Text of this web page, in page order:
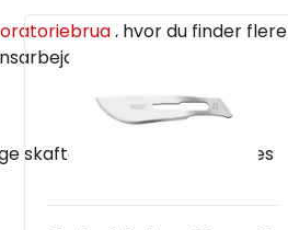
, hvor du finder flere
skafter, kan du også se vores